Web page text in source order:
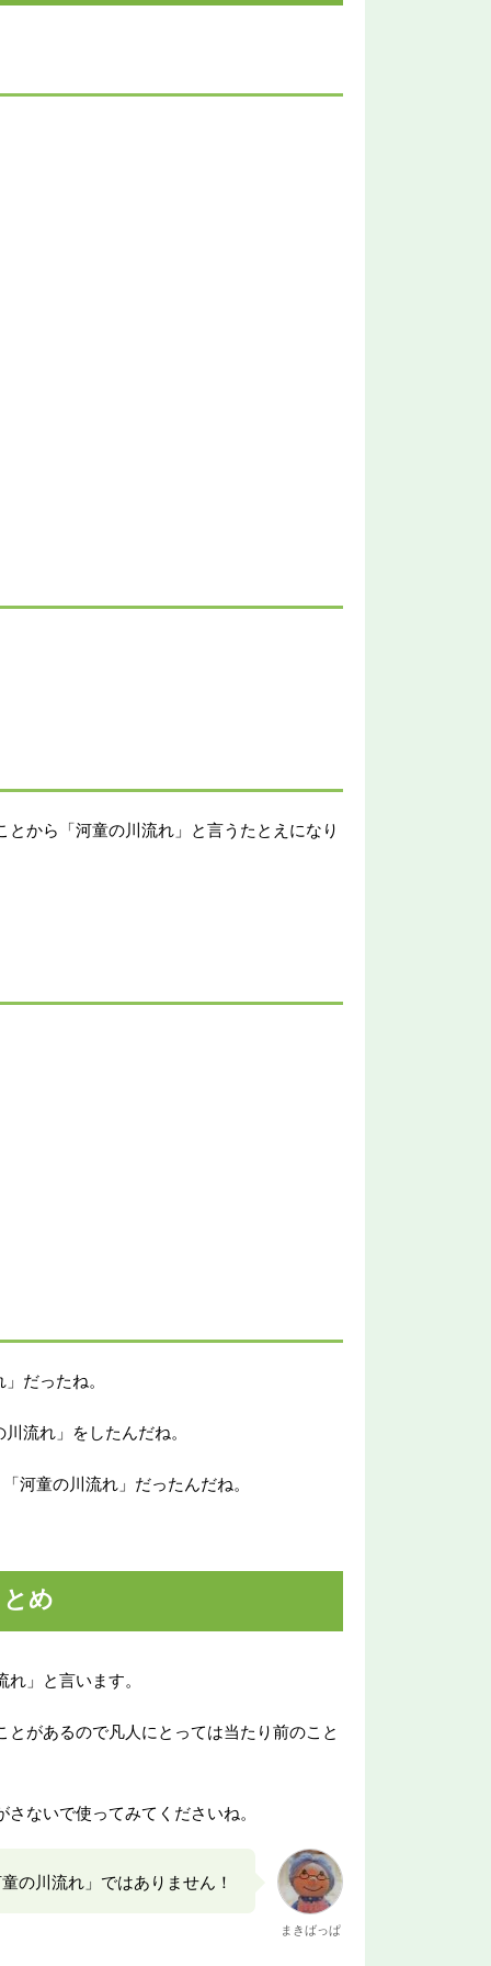
から「河童の川流れ」と言うたとえになり
だったね。
流れ」をしたんだね。
河童の川流れ」だったんだね。
め
」と言います。
があるので凡人にとっては当たり前のこと
ないで使ってみてくださいね。
の川流れ」ではありません！
まきばっぱ